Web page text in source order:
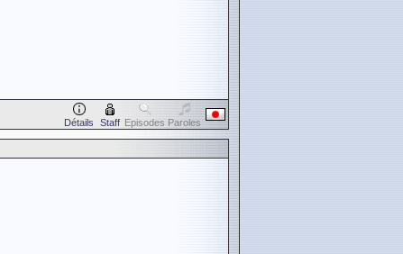
Détails Staff Episodes Paroles